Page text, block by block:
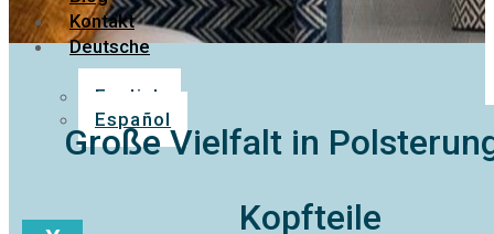
Kontakt
Deutsche
English
Español
Große Vielfalt in
Kopfteile